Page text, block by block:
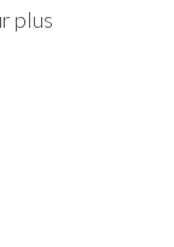
plus